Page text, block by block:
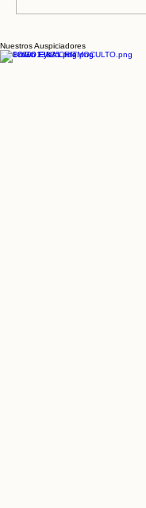
Escribir un comentario...